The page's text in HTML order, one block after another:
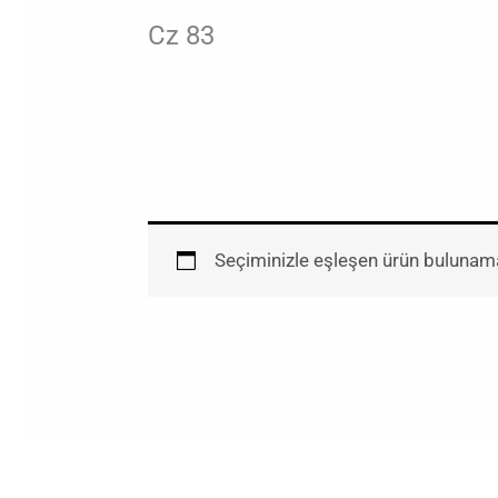
Cz 83
Seçiminizle eşleşen ürün